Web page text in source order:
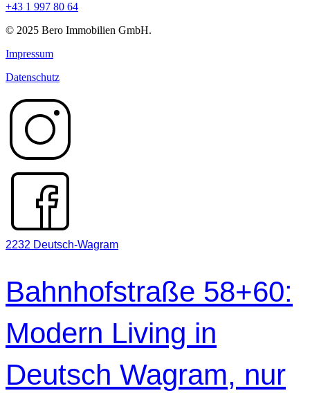
+43 1 997 80 64
© 2025 Bero Immobilien GmbH.
Impressum
Datenschutz
2232 Deutsch-Wagram
Bahnhofstraße 58+60:
Modern Living in
Deutsch Wagram, nur